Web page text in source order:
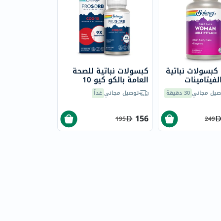
كبسولات نباتية للصحة
العامة بالكو كيو 10
كبسولة
توصيل مجانيغداً
156
195
نباتية
واحدة يوميًا
مجاني30 دقيقة
249